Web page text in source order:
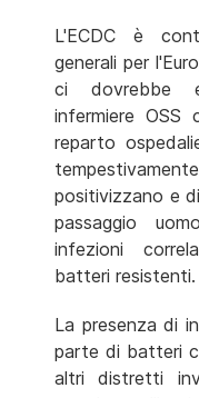
L'ECDC è
generali per
ci dovrebbe
infermiere OSS
reparto
positivizzano e
passaggio
infezioni
batteri resistenti.
La presenza di
parte di batteri
altri distretti